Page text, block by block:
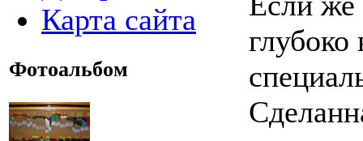
Карта сайта
Фотоальбом
глубоко